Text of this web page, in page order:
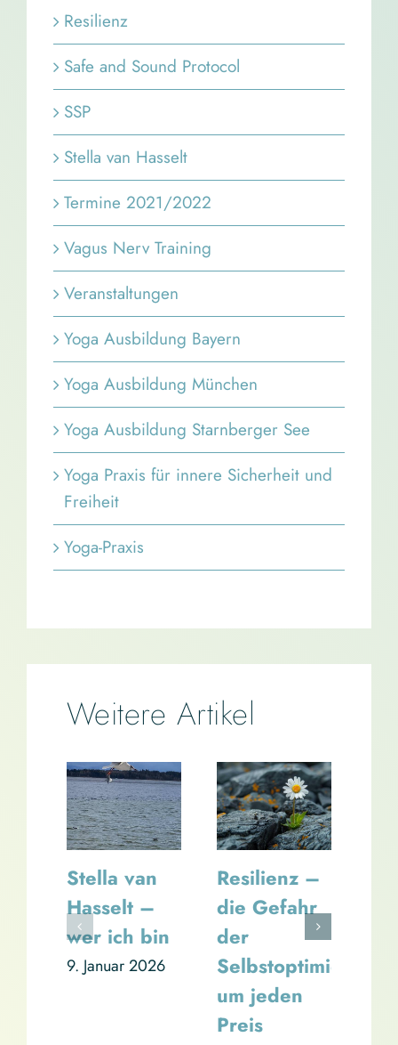
Resilienz
Safe and Sound Protocol
SSP
Stella van Hasselt
Termine 2021/2022
Vagus Nerv Training
Veranstaltungen
Yoga Ausbildung Bayern
Yoga Ausbildung München
Yoga Ausbildung Starnberger See
Yoga Praxis für innere Sicherheit und
Freiheit
Yoga-Praxis
Weitere Artikel
Stella van
Hasselt –
wer ich bin
9. Januar 2026
Resilienz –
die Gefahr
der
Selbstoptimierung
um jeden
Preis